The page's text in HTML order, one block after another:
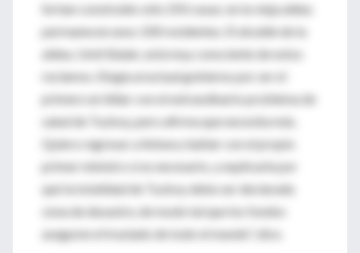
Se han construido sólo 250 casas; en la vieja aldea
permanecen unos 100 residentes. El alcalde de la
aldea, Umit Balak, está muy consciente de estos
reclamos. Elogia al actual gobierno por ser el
primero en lidiar con el extraodinario problema de
salud de Tuzkoy, pero afirma que necesita más.
Quiero regresar a Ankara, hablar con el propio
primer ministro si es necesario, y explicarle por
qué la totalidad de Tuzkoy debe ser declarada
zona de desastre, de modo tal que los fondos
aseguren el traslado de todo el mundo", dice.